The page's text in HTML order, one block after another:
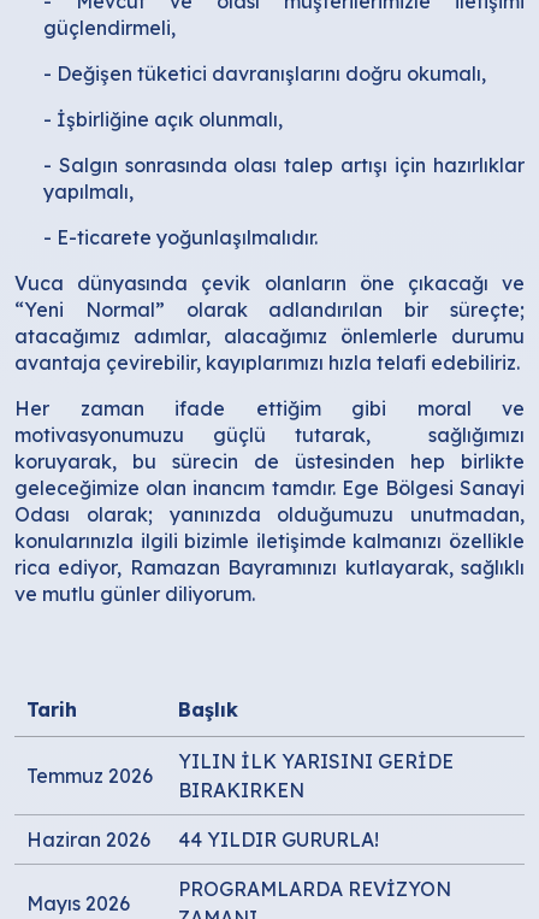
güçlendirmeli,
- Değişen tüketici davranışlarını doğru okumalı,
- İşbirliğine açık olunmalı,
- Salgın sonrasında olası talep artışı için hazırlıklar
yapılmalı,
- E-ticarete yoğunlaşılmalıdır.
Vuca dünyasında çevik olanların öne çıkacağı ve
“Yeni Normal” olarak adlandırılan bir süreçte;
atacağımız adımlar, alacağımız önlemlerle durumu
avantaja çevirebilir, kayıplarımızı hızla telafi edebiliriz.
Her zaman ifade ettiğim gibi moral ve
motivasyonumuzu güçlü tutarak, sağlığımızı
koruyarak, bu sürecin de üstesinden hep birlikte
geleceğimize olan inancım tamdır. Ege Bölgesi Sanayi
Odası olarak; yanınızda olduğumuzu unutmadan,
konularınızla ilgili bizimle iletişimde kalmanızı özellikle
rica ediyor, Ramazan Bayramınızı kutlayarak, sağlıklı
ve mutlu günler diliyorum.
Tarih Başlık
Temmuz 2026
YILIN İLK YARISINI GERİDE
BIRAKIRKEN
Haziran 2026 44 YILDIR GURURLA!
Mayıs 2026
PROGRAMLARDA REVİZYON